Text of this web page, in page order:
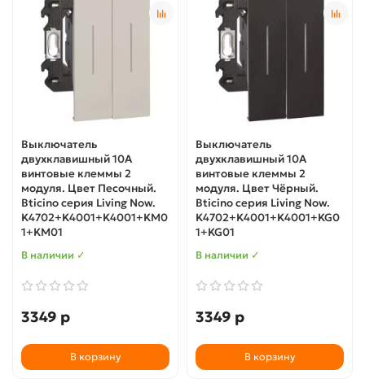
Выключатель
двухклавишный 10А
винтовые клеммы 2
модуля. Цвет Песочный.
Bticino серия Living Now.
K4702+K4001+K4001+KM0
1+KM01
В наличии ✓
3349 р
В корзину
Выключатель
двухклавишный 10А
винтовые клеммы 2
модуля. Цвет Чёрный.
Bticino серия Living Now.
K4702+K4001+K4001+KG0
1+KG01
В наличии ✓
3349 р
В корзину